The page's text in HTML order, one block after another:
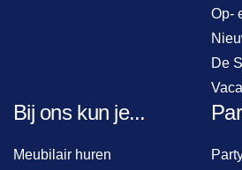
Op-
De
Bij ons kun je...
Meubilair huren